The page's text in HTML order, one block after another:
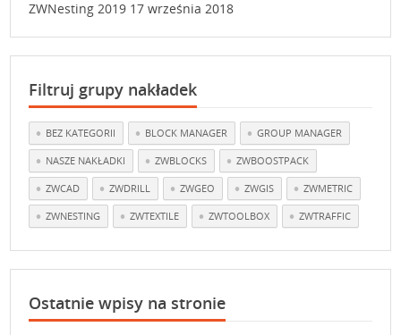
ZWNesting 2019 17 września 2018
Filtruj grupy nakładek
BEZ KATEGORII BLOCK MANAGER GROUP MANAGER
NASZE NAKŁADKI ZWBLOCKS ZWBOOSTPACK
ZWCAD ZWDRILL ZWGEO ZWGIS ZWMETRIC
ZWNESTING ZWTEXTILE ZWTOOLBOX ZWTRAFFIC
Ostatnie wpisy na stronie